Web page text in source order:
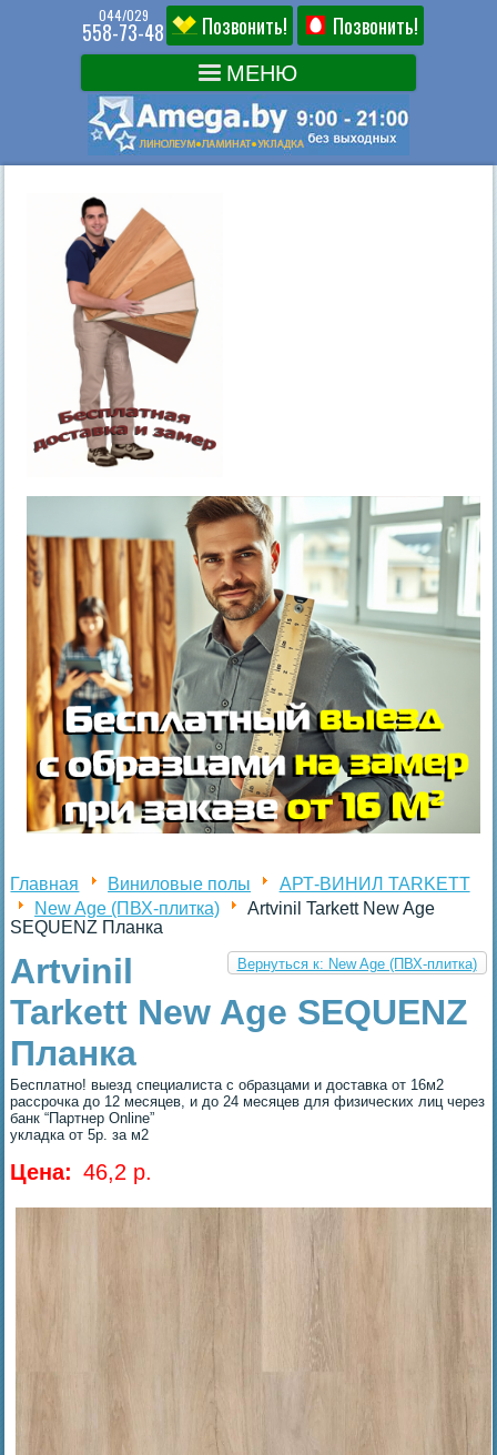
044/029
558-73-48 Позвонить! Позвонить!
Главная Виниловые полы
АРТ-ВИНИЛ TARKETT
New Age (ПВХ-плитка)
Artvinil Tarkett New Age
SEQUENZ Планка
Вернуться к: New Age (ПВХ-плитка)
Artvinil
Tarkett New Age SEQUENZ
Планка
Бесплатно! выезд специалиста с образцами и доставка от 16м2
рассрочка до 12 месяцев, и до 24 месяцев для физических лиц через
банк “Партнер Online”
укладка от 5р. за м2
Цена: 46,2 p.